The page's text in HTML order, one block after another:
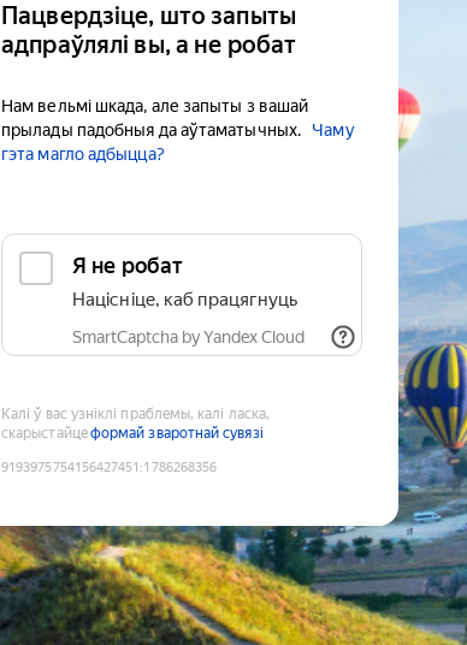
Пацвердзіце, што запыты
адпраўлялі вы, а не робат
Нам вельмі шкада, але запыты з вашай
прылады падобныя да аўтаматычных.
Чаму
гэта магло адбыцца?
Я не робат
Націсніце, каб працягнуць
SmartCaptcha by Yandex Cloud
Калі ў вас узніклі праблемы, калі ласка,
скарыстайцеформай зваротнай сувязі
9193975754156427451 :1786268356